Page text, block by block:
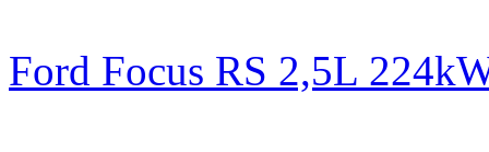
Ford Focus RS 2,5L